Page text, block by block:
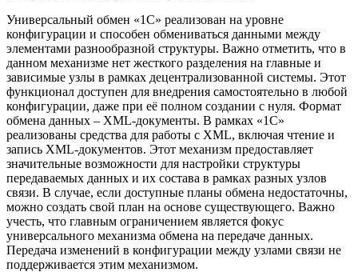
Универсальный обмен «1С» реализован на уровне
конфигурации и способен обмениваться данными между
элементами разнообразной структуры. Важно отметить, что в
данном механизме нет жесткого разделения на главные и
зависимые узлы в рамках децентрализованной системы. Этот
функционал доступен для внедрения самостоятельно в любой
конфигурации, даже при её полном создании с нуля. Формат
обмена данных – XML-документы. В рамках «1С»
реализованы средства для работы с XML, включая чтение и
запись XML-документов. Этот механизм предоставляет
значительные возможности для настройки структуры
передаваемых данных и их состава в рамках разных узлов
связи. В случае, если доступные планы обмена недостаточны,
можно создать свой план на основе существующего. Важно
учесть, что главным ограничением является фокус
универсального механизма обмена на передаче данных.
Передача изменений в конфигурации между узлами связи не
поддерживается этим механизмом.